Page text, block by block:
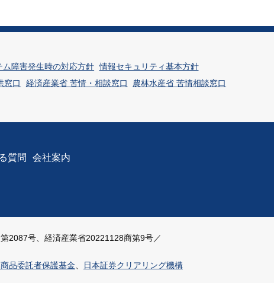
ム障害発生時の対応方針 情報セキュリティ基本方針
窓口 経済産業省 苦情・相談窓口 農林水産省 苦情相談窓口
質問
会社案内
2087号、経済産業省20221128商第9号／
品委託者保護基金 日本証券クリアリング機構